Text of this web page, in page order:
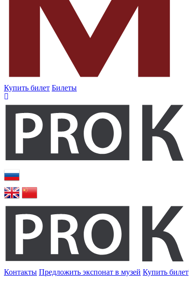
Купить билет Билеты
Контакты Предложить экспонат в музей Купить билет